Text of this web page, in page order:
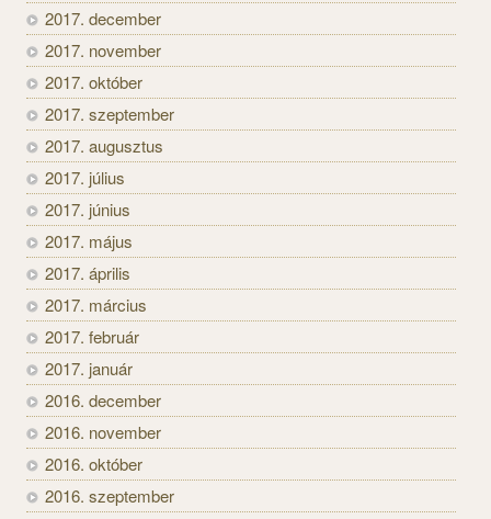
2017. december
2017. november
2017. október
2017. szeptember
2017. augusztus
2017. július
2017. június
2017. május
2017. április
2017. március
2017. február
2017. január
2016. december
2016. november
2016. október
2016. szeptember